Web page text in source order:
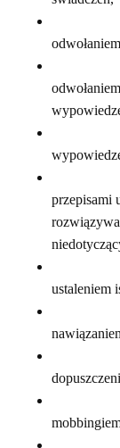
przepisami
ustaleniem